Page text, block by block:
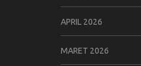
APRIL 2026
MARET 2026